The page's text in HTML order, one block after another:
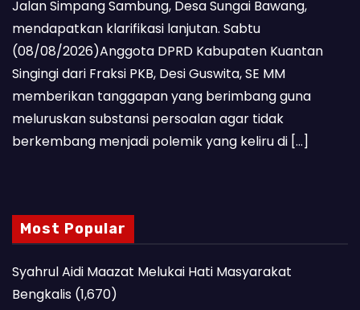
Jalan Simpang Sambung, Desa Sungai Bawang,
mendapatkan klarifikasi lanjutan. Sabtu
(08/08/2026)Anggota DPRD Kabupaten Kuantan
Singingi dari Fraksi PKB, Desi Guswita, SE MM
memberikan tanggapan yang berimbang guna
meluruskan substansi persoalan agar tidak
berkembang menjadi polemik yang keliru di […]
Most Popular
Syahrul Aidi Maazat Melukai Hati Masyarakat
Bengkalis (1,670)